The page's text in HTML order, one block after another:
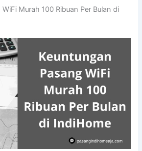
Murah 100 Ribuan Per Bulan di